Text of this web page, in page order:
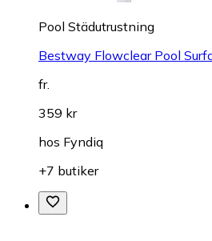
Pool Städutrustning
Bestway Flowclear Pool
fr.
359 kr
hos Fyndiq
+7 butiker